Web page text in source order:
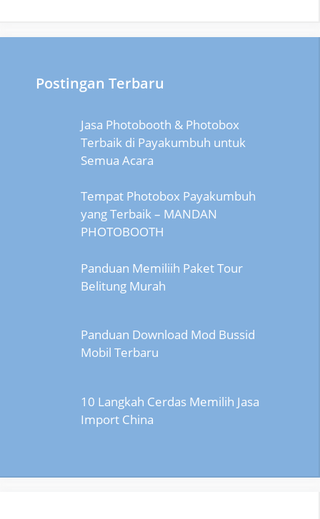
Postingan Terbaru
Jasa Photobooth & Photobox
Terbaik di Payakumbuh untuk
Semua Acara
Tempat Photobox Payakumbuh
yang Terbaik – MANDAN
PHOTOBOOTH
Panduan Memiliih Paket Tour
Belitung Murah
Panduan Download Mod Bussid
Mobil Terbaru
10 Langkah Cerdas Memilih Jasa
Import China